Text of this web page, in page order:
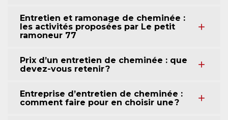
Entretien et ramonage de cheminée :
les activités proposées par Le petit
ramoneur 77
Prix d’un entretien de cheminée : que
devez-vous retenir ?
Entreprise d’entretien de cheminée :
comment faire pour en choisir une ?